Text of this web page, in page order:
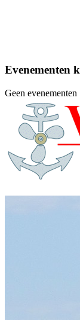
Evenementen
Geen evenementen